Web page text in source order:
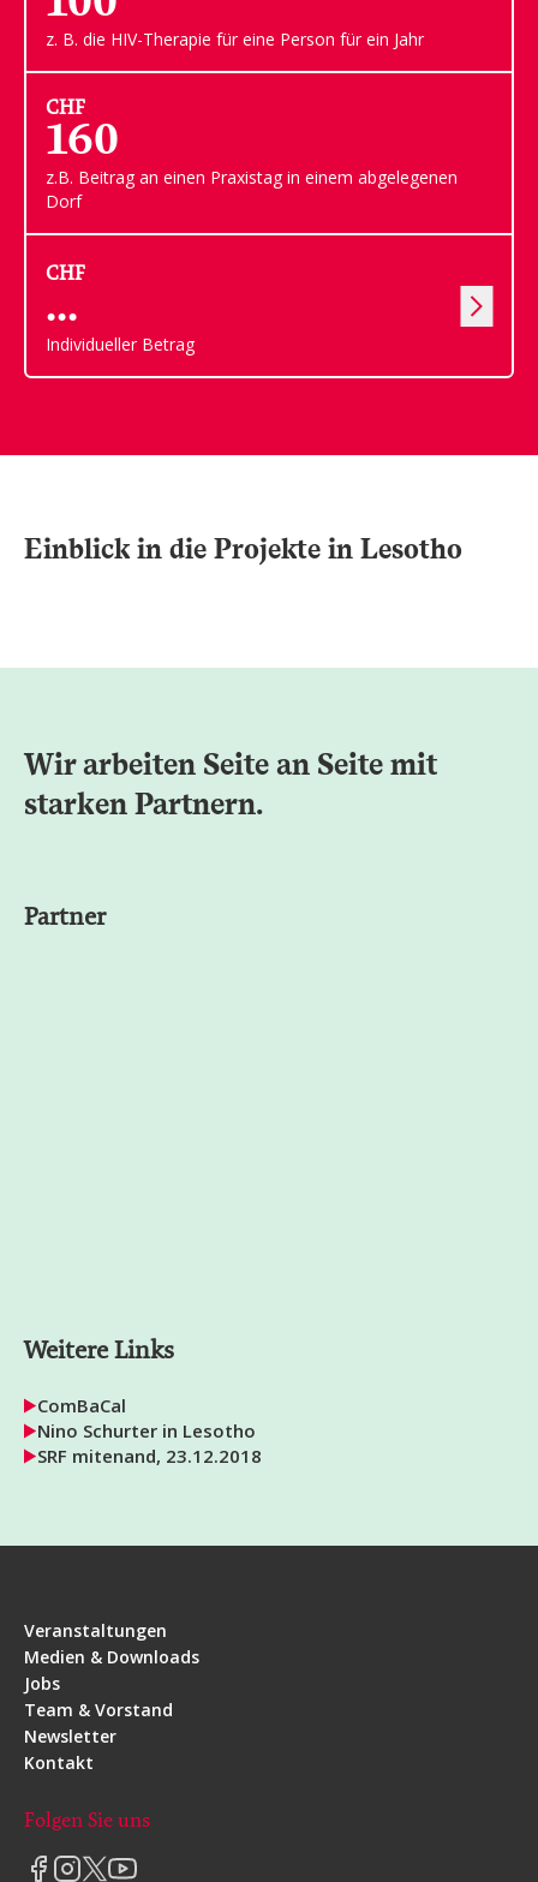
z. B. die HIV-Therapie für eine Person für ein Jahr
CHF
160
z.B. Beitrag an einen Praxistag in einem abgelegenen
Dorf
CHF
Individueller Betrag
Einblick in die Projekte in Lesotho
Wir arbeiten Seite an Seite mit
starken Partnern.
Partner
Weitere Links
ComBaCal
Nino Schurter in Lesotho
SRF mitenand, 23.12.2018
Veranstaltungen
Medien & Downloads
Jobs
Team & Vorstand
Newsletter
Kontakt
Folgen Sie uns